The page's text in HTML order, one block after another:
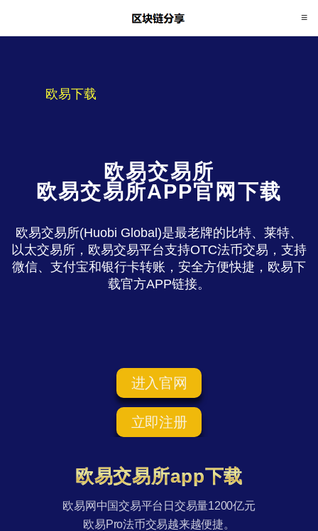
欧易下载
欧易交易所
欧易交易所APP官网下载
欧易交易所(Huobi Global)是最老牌的比特、莱特、
以太交易所，欧易交易平台支持OTC法币交易，支持
微信、支付宝和银行卡转账，安全方便快捷，欧易下
载官方APP链接。
进入官网
立即注册
欧易交易所app下载
欧易网中国交易平台日交易量1200亿元
欧易Pro法币交易越来越便捷。